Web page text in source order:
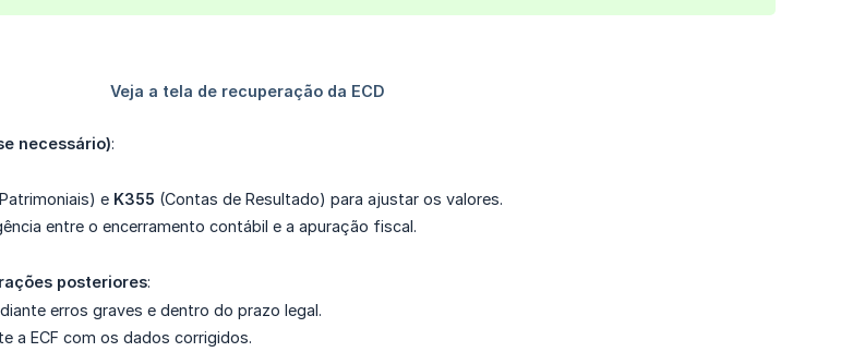
necessário):
e K355 (Contas de Resultado) para ajustar os valores.
entre o encerramento contábil e a apuração fiscal.
posteriores:
erros graves e dentro do prazo legal.
a ECF com os dados corrigidos.